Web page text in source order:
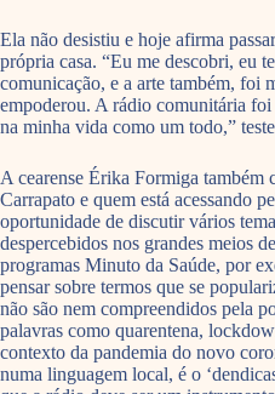
Ela não desistiu e hoje afirma
própria casa. “Eu me descobri, eu
comunicação, e a arte também, foi
empoderou. A rádio comunitária
na minha vida como um todo,”
A cearense Érika Formiga também
Carrapato e quem está acessando
oportunidade de discutir vários
despercebidos nos grandes meios
programas Minuto da Saúde, por
pensar sobre termos que se
não são nem compreendidos pela
palavras como quarentena,
contexto da pandemia do novo
numa linguagem local, é o